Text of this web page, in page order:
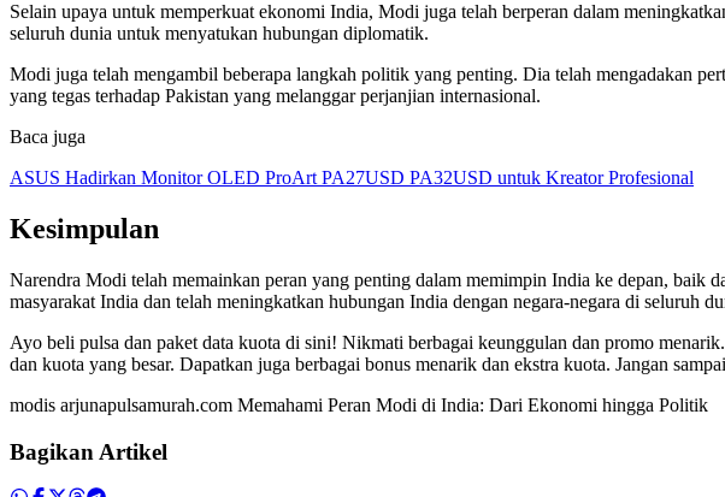
Selain upaya untuk memperkuat ekonomi India, Modi juga telah berperan dalam
seluruh dunia untuk menyatukan hubungan diplomatik.
Modi juga telah mengambil beberapa langkah politik yang penting. Dia telah mengadakan
yang tegas terhadap Pakistan yang melanggar perjanjian internasional.
Baca juga
ASUS Hadirkan Monitor OLED ProArt PA27USD PA32USD untuk Kreator Profesional
Kesimpulan
Narendra Modi telah memainkan peran yang penting dalam memimpin India ke depan, baik
masyarakat India dan telah meningkatkan hubungan India dengan negara-negara di seluruh
Ayo beli pulsa dan paket data kuota di sini! Nikmati berbagai keunggulan dan promo
dan kuota yang besar. Dapatkan juga berbagai bonus menarik dan ekstra kuota. Jangan
modis arjunapulsamurah.com Memahami Peran Modi di India: Dari Ekonomi hingga Politik
Bagikan Artikel